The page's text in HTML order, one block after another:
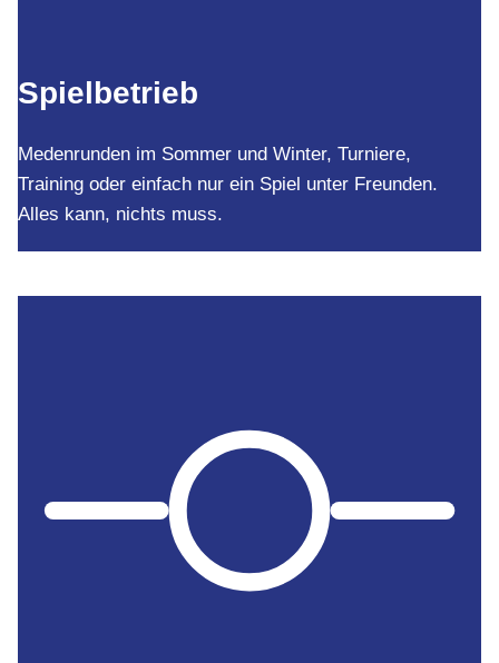
Spielbetrieb
Medenrunden im Sommer und Winter, Turniere,
Training oder einfach nur ein Spiel unter Freunden.
Alles kann, nichts muss.